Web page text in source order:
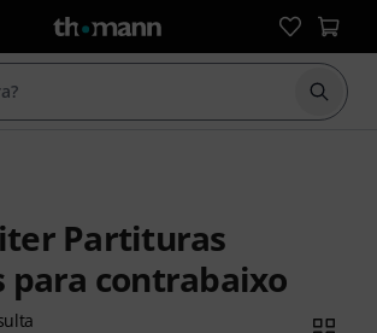
Iniciar
Partituras
para contrabaixo